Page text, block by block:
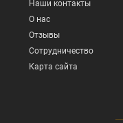
Наши контакты
О нас
Отзывы
Сотрудничество
Карта сайта